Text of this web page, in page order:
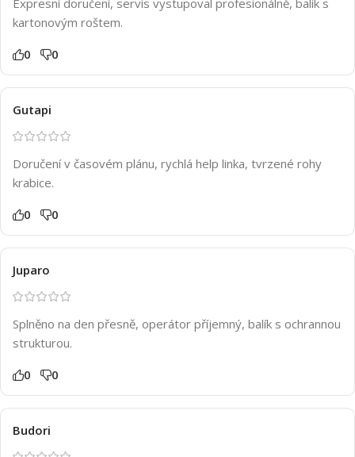
kartonovým roštem.
0 0
Gutapi
Doručení v časovém plánu, rychlá help linka, tvrzené rohy
krabice.
0 0
Juparo
Splněno na den přesně, operátor příjemný, balík s ochrannou
strukturou.
0 0
Budori